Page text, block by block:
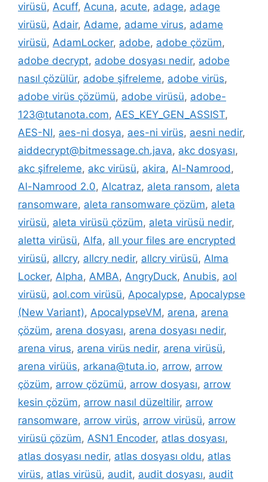
virüsü, Acuff, Acuna, acute, adage, adage
virüsü, Adair, Adame, adame virus, adame
virüsü, AdamLocker, adobe, adobe çözüm,
adobe decrypt, adobe dosyası nedir, adobe
nasıl çözülür, adobe şifreleme, adobe virüs,
adobe virüs çözümü, adobe virüsü, adobe-
123@tutanota.com, AES_KEY_GEN_ASSIST,
AES-NI, aes-ni dosya, aes-ni virüs, aesni nedir,
aiddecrypt@bitmessage.ch.java, akc dosyası,
akc şifreleme, akc virüsü, akira, Al-Namrood,
Al-Namrood 2.0, Alcatraz, aleta ransom, aleta
ransomware, aleta ransomware çözüm, aleta
virüsü, aleta virüsü çözüm, aleta virüsü nedir,
aletta virüsü, Alfa, all your files are encrypted
virüsü, allcry, allcry nedir, allcry virüsü, Alma
Locker, Alpha, AMBA, AngryDuck, Anubis, aol
virüsü, aol.com virüsü, Apocalypse, Apocalypse
(New Variant), ApocalypseVM, arena, arena
çözüm, arena dosyası, arena dosyası nedir,
arena virus, arena virüs nedir, arena virüsü,
arena virüüs, arkana@tuta.io, arrow, arrow
çözüm, arrow çözümü, arrow dosyası, arrow
kesin çözüm, arrow nasıl düzeltilir, arrow
ransomware, arrow virüs, arrow virüsü, arrow
virüsü çözüm, ASN1 Encoder, atlas dosyası,
atlas dosyası nedir, atlas dosyası oldu, atlas
virüs, atlas virüsü, audit, audit dosyası, audit